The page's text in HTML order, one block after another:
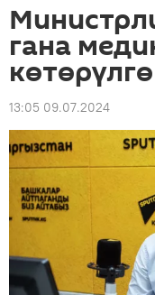
гана
13:05 09.07.2024